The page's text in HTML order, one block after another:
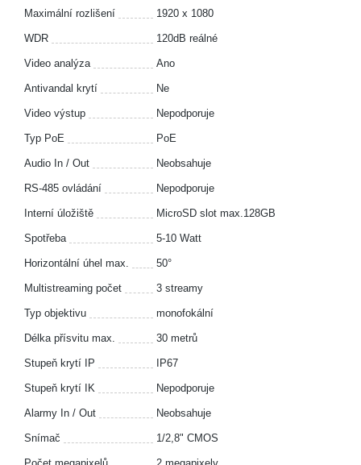
Maximální rozlišení 1920 x 1080
WDR 120dB reálné
Video analýza Ano
Antivandal krytí Ne
Video výstup Nepodporuje
Typ PoE PoE
Audio In / Out Neobsahuje
RS-485 ovládání Nepodporuje
Interní úložiště MicroSD slot max.128GB
Spotřeba 5-10 Watt
Horizontální úhel max. 50°
Multistreaming počet 3 streamy
Typ objektivu monofokální
Délka přísvitu max. 30 metrů
Stupeň krytí IP IP67
Stupeň krytí IK Nepodporuje
Alarmy In / Out Neobsahuje
Snímač 1/2,8" CMOS